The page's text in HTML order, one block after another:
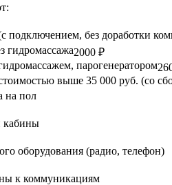
подключением, без доработки
гидромассажа2000 ₽
парогенератором
выше 35 000 руб. (со
на пол
кабины
оборудования (радио, телефон)
к коммуникациям